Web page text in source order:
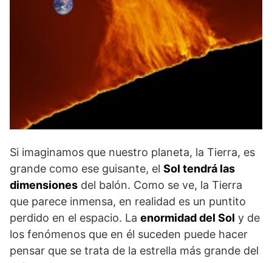
Si imaginamos que nuestro planeta, la Tierra, es
grande como ese guisante, el Sol tendrá las
dimensiones del balón. Como se ve, la Tierra
que parece inmensa, en realidad es un puntito
perdido en el espacio. La enormidad del Sol y de
los fenómenos que en él suceden puede hacer
pensar que se trata de la estrella más grande del